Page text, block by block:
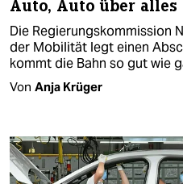
Auto, Auto über alles
Die Regierungskommission
der Mobilität legt einen
kommt die Bahn so gut wie
Von Anja Krüger